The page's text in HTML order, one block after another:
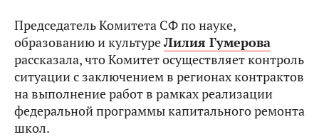
Председатель Комитета СФ по науке,
образованию и культуреЛилия Гумерова
рассказала, что Комитет осуществляет контроль
ситуации с заключением в регионах контрактов
на выполнение работ в рамках реализации
федеральной программы капитального ремонта
школ.